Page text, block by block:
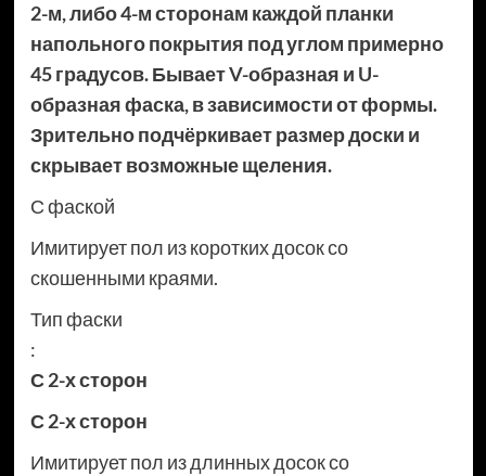
2-м, либо 4-м сторонам каждой планки
напольного покрытия под углом примерно
45 градусов. Бывает V-образная и U-
образная фаска, в зависимости от формы.
Зрительно подчёркивает размер доски и
скрывает возможные щеления.
С фаской
Имитирует пол из коротких досок со
скошенными краями.
Тип фаски
:
С 2-х сторон
С 2-х сторон
Имитирует пол из длинных досок со